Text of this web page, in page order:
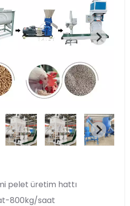
pelet üretim hattı
800kg/saat